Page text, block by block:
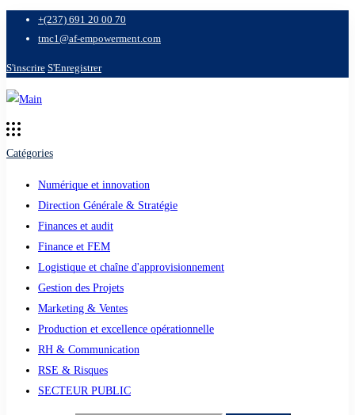
+(237) 691 20 00 70
tmc1@af-empowerment.com
S'inscrire S'Enregistrer
Catégories
Numérique et innovation
Direction Générale & Stratégie
Finances et audit
Finance et FEM
Logistique et chaîne d'approvisionnement
Gestion des Projets
Marketing & Ventes
Production et excellence opérationnelle
RH & Communication
RSE & Risques
SECTEUR PUBLIC